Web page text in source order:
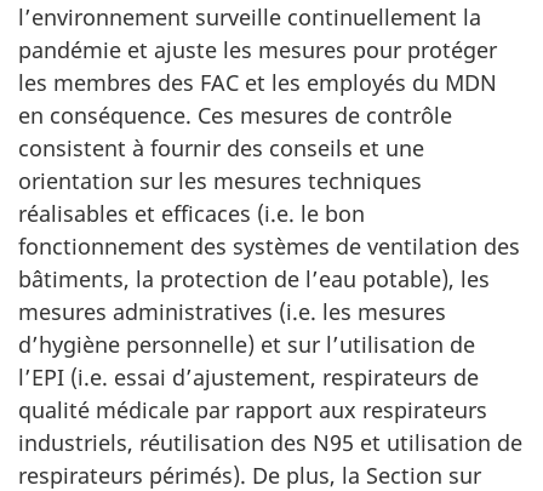
l’environnement surveille continuellement la
pandémie et ajuste les mesures pour protéger
les membres des FAC et les employés du MDN
en conséquence. Ces mesures de contrôle
consistent à fournir des conseils et une
orientation sur les mesures techniques
réalisables et efficaces (i.e. le bon
fonctionnement des systèmes de ventilation des
bâtiments, la protection de l’eau potable), les
mesures administratives (i.e. les mesures
d’hygiène personnelle) et sur l’utilisation de
l’EPI (i.e. essai d’ajustement, respirateurs de
qualité médicale par rapport aux respirateurs
industriels, réutilisation des N95 et utilisation de
respirateurs périmés). De plus, la Section sur